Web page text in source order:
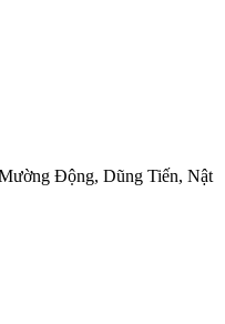
Động, Dũng Tiến, Nật